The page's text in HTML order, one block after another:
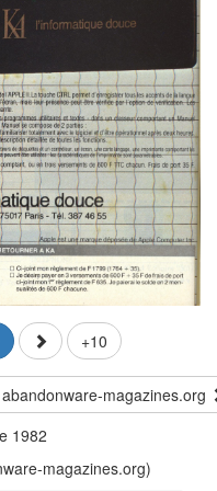
+10
abandonware-magazines.org
1982
magazines.org)